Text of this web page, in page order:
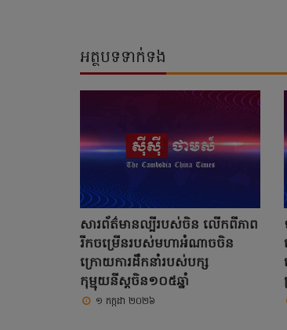
អត្ថបទទាក់ទង
សារព័ត៌មានល្បីរបស់ចិន លើកពីភាព
រីកចម្រើនរបស់មហាអំណាចចិន
ក្រោយការដឹកនាំរបស់បក្ស
កុម្មុយនីស្តចិន១០៥ឆ្នាំ
១ កក្កដា ២០២៦